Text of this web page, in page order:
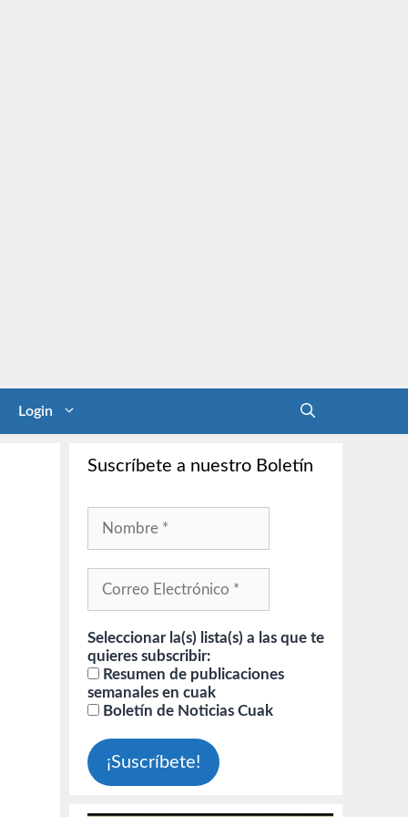
Login
Suscríbete a nuestro Boletín
Seleccionar la(s) lista(s) a las que te
quieres subscribir:
Resumen de publicaciones
semanales en cuak
Boletín de Noticias Cuak